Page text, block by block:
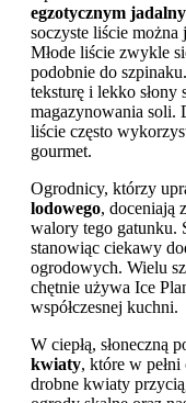
egzotycznym
soczyste liście
Młode liście zwykle
podobnie do
teksturę i lekko
magazynowania soli.
liście często
gourmet.
Ogrodnicy, którzy
lodowego, doceniają
walory tego gatunku.
stanowiąc ciekawy
ogrodowych. Wielu
chętnie używa Ice
współczesnej kuchni.
W ciepłą, słoneczną
kwiaty, które w
drobne kwiaty